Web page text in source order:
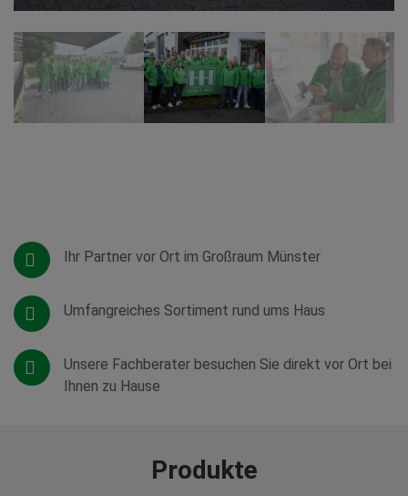
Ihr Partner vor Ort im Großraum Münster
Umfangreiches Sortiment rund ums Haus
Unsere Fachberater besuchen Sie direkt vor Ort bei
Ihnen zu Hause
Produkte